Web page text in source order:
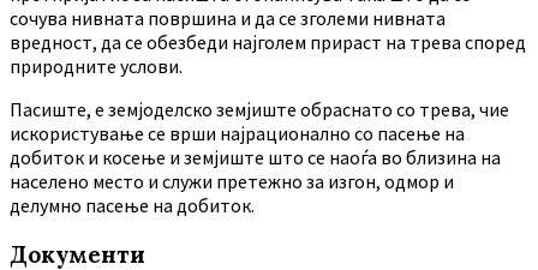
сочува нивната површина и да се зголеми нивната
вредност, да се обезбеди најголем прираст на трева според
природните услови.
Пасиште, е земјоделско земјиште обраснато со трева, чие
искористување се врши најрационално со пасење на
добиток и косење и земјиште што се наоѓа во близина на
населено место и служи претежно за изгон, одмор и
делумно пасење на добиток.
Документи